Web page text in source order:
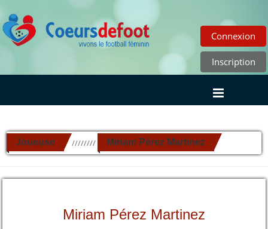
Connexion
Inscription
Joueuse ////////// Miriam Pérez Martinez
Miriam Pérez Martinez